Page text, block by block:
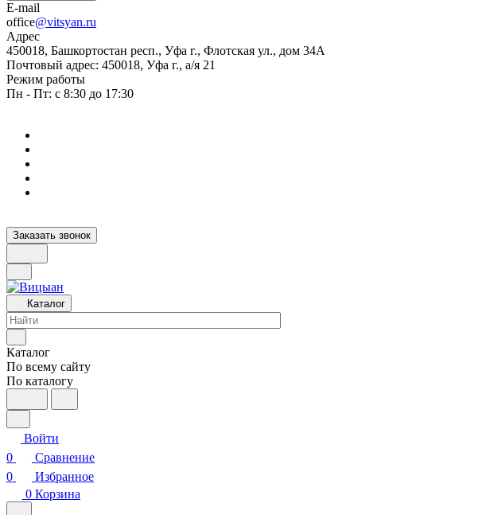
E-mail
office@vitsyan.ru
Адрес
450018, Башкортостан респ., Уфа г., Флотская ул., дом 34А
Почтовый адрес: 450018, Уфа г., а/я 21
Режим работы
Пн - Пт: с 8:30 до 17:30
Заказать звонок
Каталог
Каталог
По всему сайту
По каталогу
Войти
0
Сравнение
0
Избранное
0 Корзина